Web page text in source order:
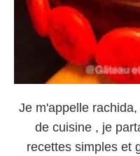
Je m'appelle
de cuisine , je
recettes simples et